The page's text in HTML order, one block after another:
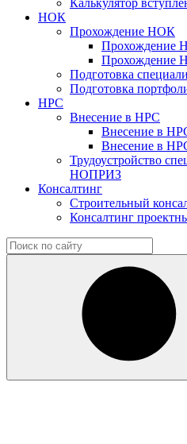
Калькулятор
НОК
Прохождение НОК
Подготовка
Подготовка
НРС
Внесение в НРС
Внесение в
Внесение в
Трудоустройство
НОПРИЗ
Консалтинг
Строительный
Консалтинг